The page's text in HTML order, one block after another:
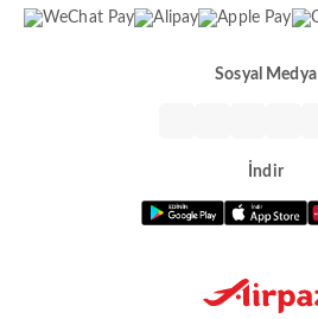
Sosyal Medya
İndir